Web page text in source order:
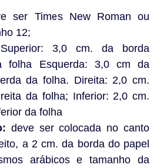
ser Times New Roman ou
12;
3,0 cm. da borda
folha Esquerda: 3,0 cm da
da folha. Direita: 2,0 cm.
da folha; Inferior: 2,0 cm.
da folha
deve ser colocada no canto
a 2 cm. da borda do papel
arábicos e tamanho da